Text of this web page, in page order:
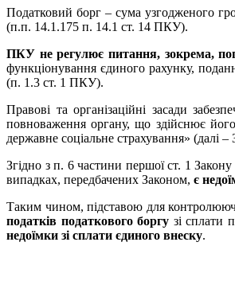
Податковий борг – сума узгодженого
(п.п. 14.1.175 п. 14.1 ст. 14 ПКУ).
ПКУ не регулює питання, зокрема,
функціонування єдиного рахунку,
(п. 1.3 ст. 1 ПКУ).
Правові та організаційні засади
повноваження органу, що здійснює
державне соціальне страхування» (далі
Згідно з п. 6 частини першої ст. 1
випадках, передбачених Законом, є
Таким чином, підставою для
податків податкового боргу зі сплати
недоїмки зі сплати єдиного внеску.